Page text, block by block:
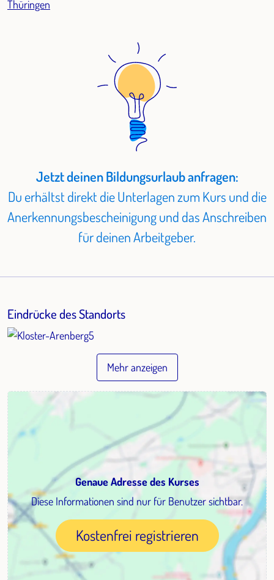
Thüringen
Jetzt deinen Bildungsurlaub anfragen:
Du erhältst direkt die Unterlagen zum Kurs und die
Anerkennungsbescheinigung und das Anschreiben
für deinen Arbeitgeber.
Eindrücke des Standorts
Mehr anzeigen
Genaue Adresse des Kurses
Diese Informationen sind nur für Benutzer sichtbar.
Kostenfrei registrieren